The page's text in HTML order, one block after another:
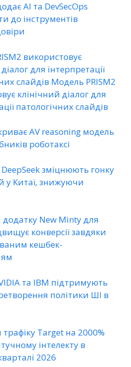
AI та DevSecOps
до інструментів
використовує
для інтерпретації
слайдів Модель PRISM2
клінічний діалог для
патологічних слайдів
AV reasoning модель
роботаксі
зміцнюють гонку
у Китаї, знижуючи
додатку New Minty для
конверсії завдяки
кешбек-
та IBM підтримують
політики ШІ в
Target на 2000%
інтелекту в
2026